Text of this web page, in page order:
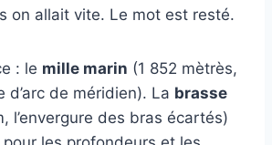
on allait vite. Le mot est resté.
: le mille marin (1 852 mètrès,
d’arc de méridien). La brasse
l’envergure des bras écartés)